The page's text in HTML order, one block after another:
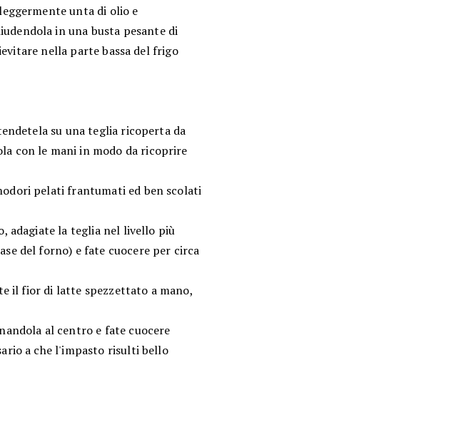
unta di olio e
in una busta pesante di
nella parte bassa del frigo
su una teglia ricoperta da
con le mani in modo da ricoprire
pelati frantumati ed ben scolati
adagiate la teglia nel livello più
del forno) e fate cuocere per circa
il fior di latte spezzettato a mano,
al centro e fate cuocere
a che l'impasto risulti bello